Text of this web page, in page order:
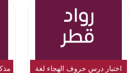
اختبار درس حروف الهجاء لغة